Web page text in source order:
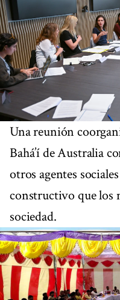
Una reunión
Bahá’í de Australia
otros agentes
constructivo que los
sociedad.